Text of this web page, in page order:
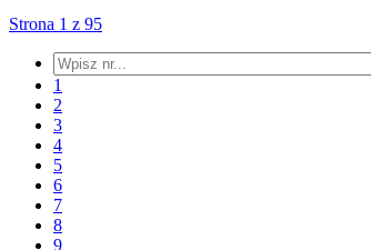
Strona 1 z 95
1
2
3
4
5
6
7
8
9